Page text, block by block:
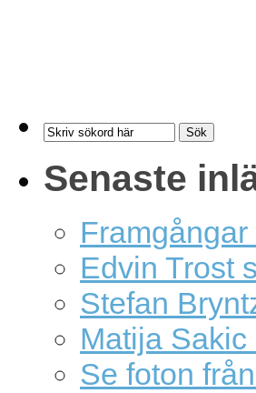
Senaste
Edvin Trost
Stefan
Matija
Se foton